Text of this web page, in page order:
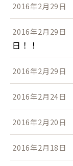
2016年2月29日
2016年2月29日
日！！
2016年2月29日
2016年2月24日
2016年2月20日
2016年2月18日